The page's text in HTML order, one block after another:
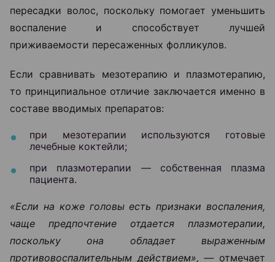
пересадки волос, поскольку помогает уменьшить
воспаление и способствует лучшей
приживаемости пересаженных фолликулов.
Если сравнивать мезотерапию и плазмотерапию,
то принципиальное отличие заключается именно в
составе вводимых препаратов:
при мезотерапии используются готовые
лечебные коктейли;
при плазмотерапии — собственная плазма
пациента.
«Если на коже головы есть признаки воспаления,
чаще предпочтение отдается плазмотерапии,
поскольку она обладает выраженным
противовоспалительным действием», — отмечает